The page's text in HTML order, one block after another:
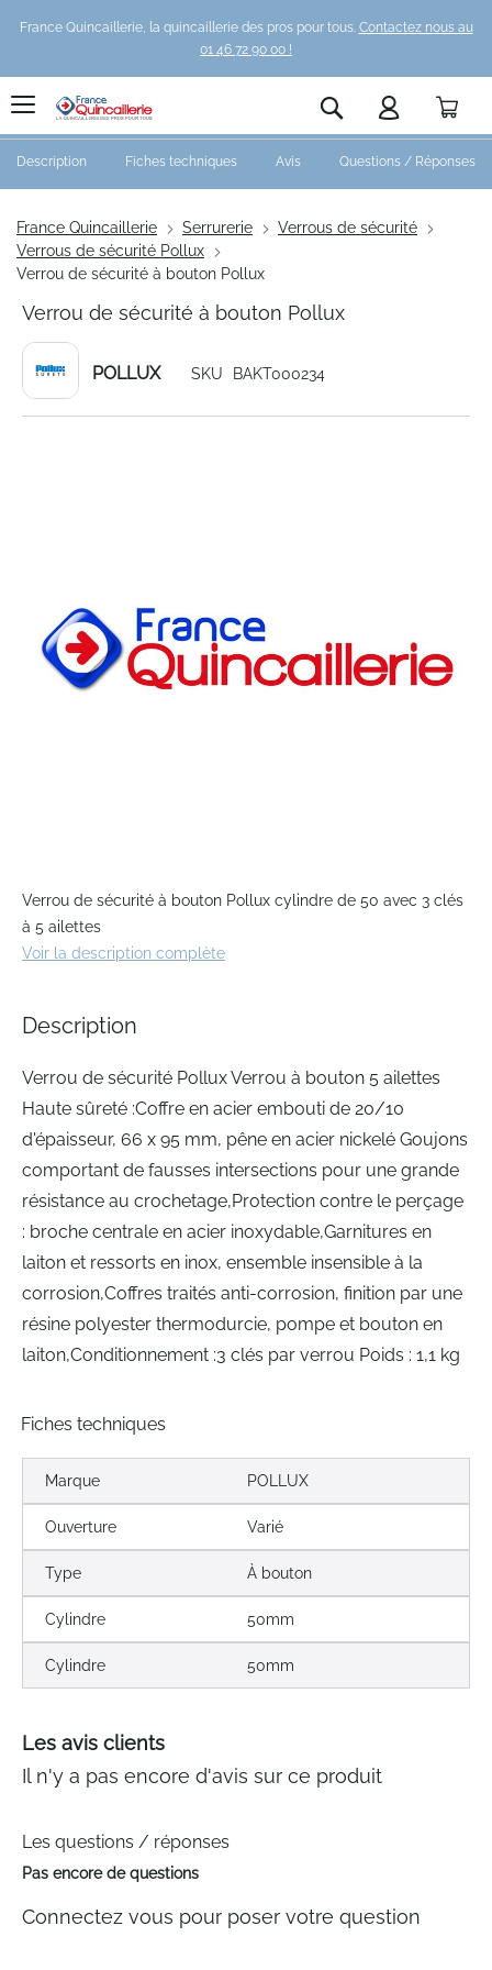
France Quincaillerie, la quincaillerie des pros pour tous. Contactez nous au
01 46 72 90 00 !
Rechercher
France Quincaillerie Serrurerie
Verrous de sécurité
Verrous de sécurité Pollux
Verrou de sécurité à bouton Pollux
Verrou de sécurité à bouton Pollux
POLLUX SKU BAKT000234
to
the
beginning
of
gallery
Verrou de sécurité à bouton Pollux cylindre de 50 avec 3 clés
à 5 ailettes
Voir la description complète
Description Fiches techniques Avis Questions / Réponses
Description
Verrou de sécurité Pollux Verrou à bouton 5 ailettes
Haute sûreté :Coffre en acier embouti de 20/10
d'épaisseur, 66 x 95 mm, pêne en acier nickelé Goujons
comportant de fausses intersections pour une grande
résistance au crochetage,Protection contre le perçage
: broche centrale en acier inoxydable,Garnitures en
laiton et ressorts en inox, ensemble insensible à la
corrosion,Coffres traités anti-corrosion, finition par une
résine polyester thermodurcie, pompe et bouton en
laiton,Conditionnement :3 clés par verrou Poids : 1,1 kg
Fiches techniques
Marque POLLUX
Ouverture Varié
Type À bouton
Cylindre 50mm
Cylindre 50mm
Les avis clients
Il n'y a pas encore d'avis sur ce produit
Les questions / réponses
Pas encore de questions
Connectez vous pour poser votre question